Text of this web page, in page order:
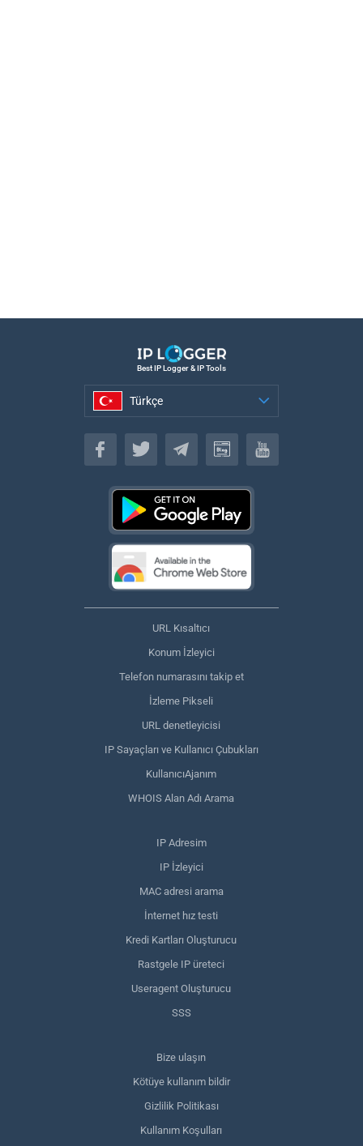
Best IP Logger & IP Tools
Türkçe
Türkçe
URL Kısaltıcı
Konum İzleyici
Telefon numarasını takip et
İzleme Pikseli
URL denetleyicisi
IP Sayaçları ve Kullanıcı Çubukları
KullanıcıAjanım
WHOIS Alan Adı Arama
IP Adresim
IP İzleyici
MAC adresi arama
İnternet hız testi
Kredi Kartları Oluşturucu
Rastgele IP üreteci
Useragent Oluşturucu
SSS
Bize ulaşın
Kötüye kullanım bildir
Gizlilik Politikası
Kullanım Koşulları